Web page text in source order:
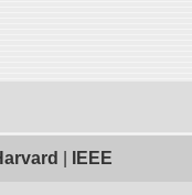
IEEE